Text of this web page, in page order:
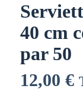
40 cm
par 50
12,00 €